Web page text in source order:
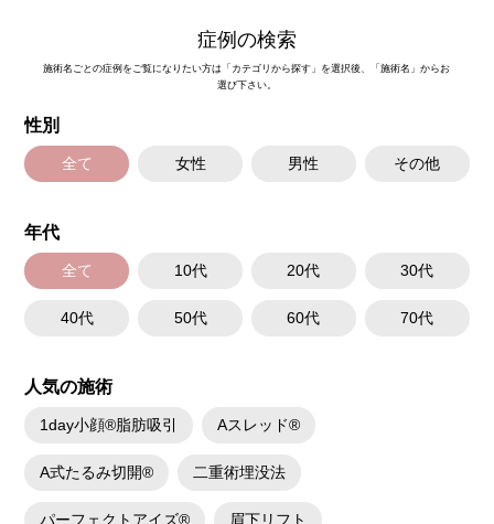
症例の検索
施術名ごとの症例をご覧になりたい方は「カテゴリから探す」を選択後、「施術名」からお
選び下さい。
性別
全て 女性 男性 その他
年代
全て 10代 20代 30代
40代 50代 60代 70代
人気の施術
1day小顔®脂肪吸引 Aスレッド®
A式たるみ切開® 二重術埋没法
パーフェクトアイズ® 眉下リフト